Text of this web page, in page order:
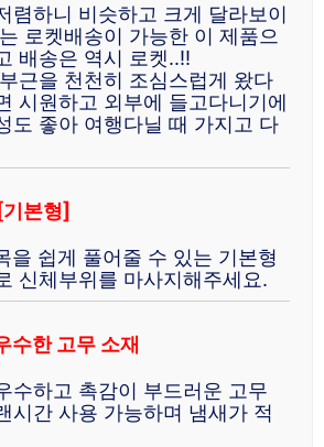
렴하니 비슷하고 크게 달라보이
로켓배송이 가능한 이 제품으
배송은 역시 로켓..!!
근을 천천히 조심스럽게 왔다
시원하고 외부에 들고다니기에
도 좋아 여행다닐 때 가지고 다
본형]
을 쉽게 풀어줄 수 있는 기본형
신체부위를 마사지해주세요.
수한 고무 소재
수하고 촉감이 부드러운 고무
시간 사용 가능하며 냄새가 적